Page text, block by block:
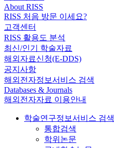
About RISS
RISS 처음 방문 이세요?
고객센터
RISS 활용도 분석
최신/인기 학술자료
해외자료신청(E-DDS)
공지사항
해외전자정보서비스 검색
Databases & Journals
해외전자자료 이용안내
학술연구정보서비스 검색
통합검색
학위논문